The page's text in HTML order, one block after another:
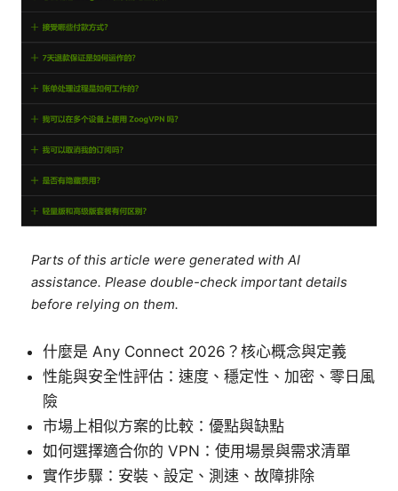
Parts of this article were generated with AI
assistance. Please double-check important details
before relying on them.
什麼是 Any Connect 2026？核心概念與定義
性能與安全性評估：速度、穩定性、加密、零日風
險
市場上相似方案的比較：優點與缺點
如何選擇適合你的 VPN：使用場景與需求清單
實作步驟：安裝、設定、測速、故障排除